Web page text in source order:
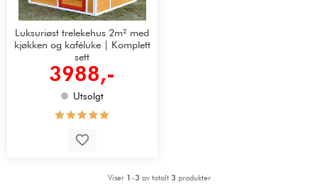
Luksuriøst trelekehus 2m² med
kjøkken og kaféluke | Komplett
sett
3988,-
Utsolgt
Viser 1-3 av totalt 3 produkter